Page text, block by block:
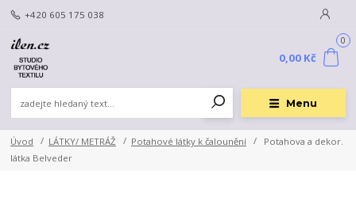
Menu
+420 605 175 038
0
0,00 Kč
Úvod LÁTKY/ METRÁŽ Potahové látky k čalounění
Potahova a dekor.
látka Belveder